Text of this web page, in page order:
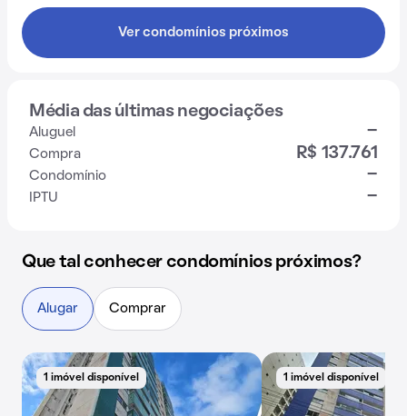
Ver condomínios próximos
Média das últimas negociações
Aluguel -
Compra R$ 137.761
Condomínio -
IPTU -
Que tal conhecer condomínios próximos?
Alugar Comprar
1 imóvel disponível 1 imóvel disponível